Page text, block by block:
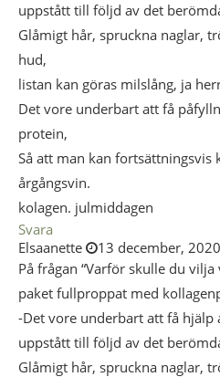
uppstått till följd av det
Glåmigt hår, spruckna naglar,
hud,
listan kan göras milslång, ja
Det vore underbart att få
protein,
Så att man kan fortsättningsvis
årgångsvin.
kolagen. julmiddagen
Svara
Elsaanette
13 december,
På frågan “Varför skulle du
paket fullproppat med
-Det vore underbart att få hjälp
uppstått till följd av det
Glåmigt hår, spruckna naglar,